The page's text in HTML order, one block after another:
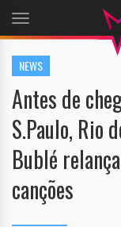
Toggle
navigation
NEWS
Antes de
S.Paulo, Rio
Bublé
canções